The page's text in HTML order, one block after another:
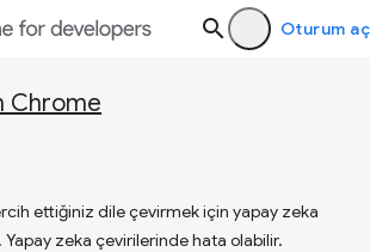
Oturum aç
Chrome
ettiğiniz dile çevirmek için yapay zeka
Yapay zeka çevirilerinde hata olabilir.